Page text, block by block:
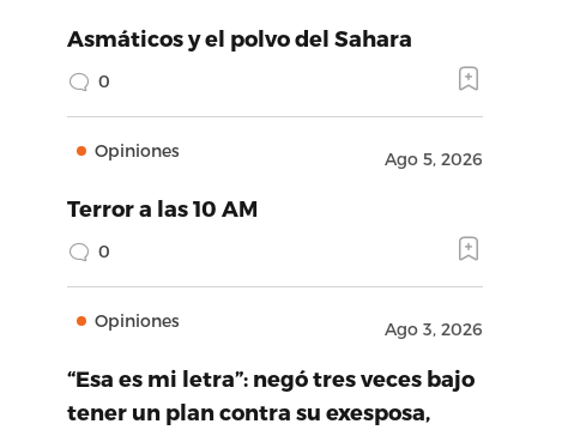
Asmáticos y el polvo del Sahara
0
Opiniones Ago 5, 2026
Terror a las 10 AM
0
Opiniones Ago 3, 2026
“Esa es mi letra”: negó tres veces bajo
tener un plan contra su exesposa,